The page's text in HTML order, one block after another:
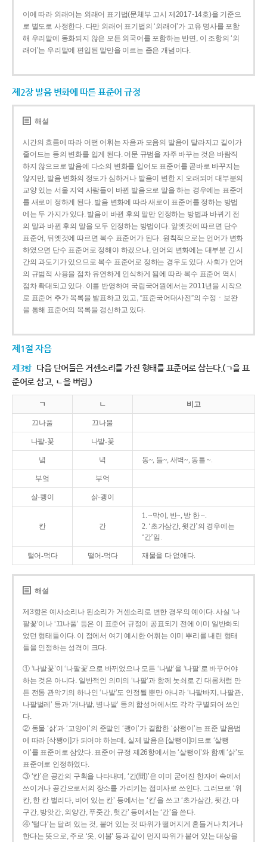
이에 따라 외래어는 외래어 표기법(문체부 고시 제2017-14호)을 기준으
로 별도로 사정한다. 다만 외래어 표기법의 ‘외래어’가 고유 명사를 포함
해 우리말에 동화되지 않은 모든 외국어를 포함하는 반면, 이 조항의 ‘외
래어’는 우리말에 편입된 말만을 이르는 좁은 개념이다.
제2장 발음 변화에 따른 표준어 규정
해설
시간의 흐름에 따라 어떤 어휘는 자음과 모음의 발음이 달라지고 길이가
줄어드는 등의 변화를 입게 된다. 어문 규범을 자주 바꾸는 것은 바람직
하지 않으므로 발음에 다소의 변화를 입어도 표준어를 곧바로 바꾸지는
않지만, 발음 변화의 정도가 심하거나 발음이 변한 지 오래되어 대부분의
교양 있는 서울 지역 사람들이 바뀐 발음으로 말을 하는 경우에는 표준어
를 새로이 정하게 된다. 발음 변화에 따라 새로이 표준어를 정하는 방법
에는 두 가지가 있다. 발음이 바뀐 후의 말만 인정하는 방법과 바뀌기 전
의 말과 바뀐 후의 말을 모두 인정하는 방법이다. 앞엣것에 따르면 단수
표준어, 뒤엣것에 따르면 복수 표준어가 된다. 원칙적으로는 언어가 변화
하였으면 단수 표준어로 정해야 하겠으나, 언어의 변화에는 대부분 긴 시
간의 과도기가 있으므로 복수 표준어로 정하는 경우도 있다. 사회가 언어
의 규범적 사용을 점차 유연하게 인식하게 됨에 따라 복수 표준어 역시
점차 확대되고 있다. 이를 반영하여 국립국어원에서는 2011년을 시작으
로 표준어 추가 목록을 발표하고 있고, “표준국어대사전”의 수정ㆍ보완
을 통해 표준어의 목록을 갱신하고 있다.
제1절 자음
제3항 다음 단어들은 거센소리를 가진 형태를 표준어로 삼는다.(ㄱ을 표
준어로 삼고, ㄴ을 버림.)
ㄱ ㄴ 비고
끄나풀 끄나불
나팔-꽃 나발-꽃
녘 녁 동~, 들~, 새벽~, 동틀 ~.
부엌 부억
살-쾡이 삵-괭이
칸 간
1. ~막이, 빈~, 방 한 ~.
2. ‘초가삼간, 윗간’의 경우에는
‘간’임.
털어-먹다 떨어-먹다 재물을 다 없애다.
해설
제3항은 예사소리나 된소리가 거센소리로 변한 경우의 예이다. 사실 ‘나
팔꽃’이나 ‘끄나풀’ 등은 이 표준어 규정이 공표되기 전에 이미 일반화되
었던 형태들이다. 이 점에서 여기 예시한 어휘는 이미 뿌리를 내린 형태
들을 인정하는 성격이 크다.
① ‘나발꽃’이 ‘나팔꽃’으로 바뀌었으나 모든 ‘나발’을 ‘나팔’로 바꾸어야
하는 것은 아니다. 일반적인 의미의 ‘나팔’과 함께 놋쇠로 긴 대롱처럼 만
든 전통 관악기의 하나인 ‘나발’도 인정될 뿐만 아니라 ‘나팔바지, 나팔관,
나팔벌레’ 등과 ‘개나발, 병나발’ 등의 합성어에서도 각각 구별되어 쓰인
다.
② 동물 ‘삵’과 ‘고양이’의 준말인 ‘괭이’가 결합한 ‘삵괭이’는 표준 발음법
에 따라 [삭꽹이]가 되어야 하는데, 실제 발음은 [살쾡이]이므로 ‘살쾡
이’를 표준어로 삼았다. 표준어 규정 제26항에서는 ‘살쾡이’와 함께 ‘삵’도
표준어로 인정하였다.
③ ‘칸’은 공간의 구획을 나타내며, ‘간(間)’은 이미 굳어진 한자어 속에서
쓰이거나 공간으로서의 장소를 가리키는 접미사로 쓰인다. 그러므로 ‘위
칸, 한 칸 벌리다, 비어 있는 칸’ 등에서는 ‘칸’을 쓰고 ‘초가삼간, 뒷간, 마
구간, 방앗간, 외양간, 푸줏간, 헛간’ 등에서는 ‘간’을 쓴다.
④ ‘털다’는 달려 있는 것, 붙어 있는 것 따위가 떨어지게 흔들거나 치거나
한다는 뜻으로, 주로 ‘옷, 이불’ 등과 같이 먼지 따위가 붙어 있는 대상을